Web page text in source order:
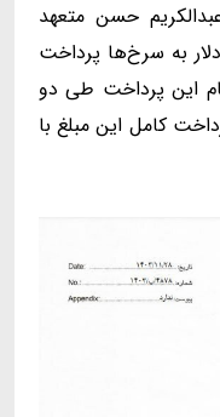
حسن متعهد
به سرخ‌ها پرداخت
این پرداخت طی دو
کامل این مبلغ با